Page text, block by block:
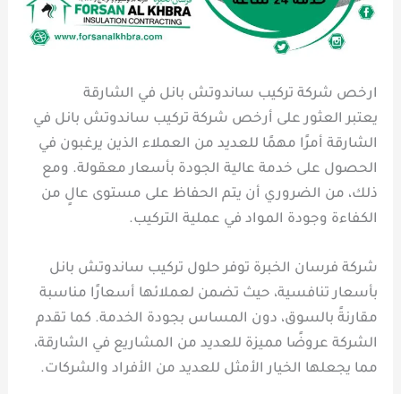
ارخص شركة تركيب ساندوتش بانل في الشارقة
يعتبر العثور على أرخص شركة تركيب ساندوتش بانل في
الشارقة أمرًا مهمًا للعديد من العملاء الذين يرغبون في
الحصول على خدمة عالية الجودة بأسعار معقولة. ومع
ذلك، من الضروري أن يتم الحفاظ على مستوى عالٍ من
الكفاءة وجودة المواد في عملية التركيب.
شركة فرسان الخبرة توفر حلول تركيب ساندوتش بانل
بأسعار تنافسية، حيث تضمن لعملائها أسعارًا مناسبة
مقارنةً بالسوق، دون المساس بجودة الخدمة. كما تقدم
الشركة عروضًا مميزة للعديد من المشاريع في الشارقة،
مما يجعلها الخيار الأمثل للعديد من الأفراد والشركات.